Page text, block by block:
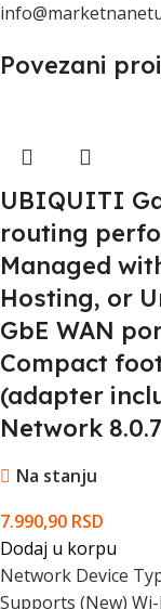
Povezani
UBIQUITI
routing
Managed
Hosting, or
GbE WAN
Compact
(adapter
Network
Na stanju
7.990,90 RSD
Dodaj u korpu
Network Device
Supports (New)